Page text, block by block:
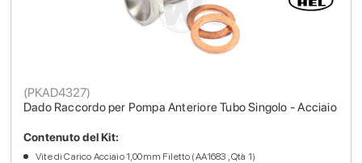
Dado Raccordo per Pompa Anteriore Tubo Singolo - Acciaio
(PKAD4327)
Contenuto del Kit:
Vite di Carico Acciaio 1,00mm Filetto (AA1683 , Qtà 1)